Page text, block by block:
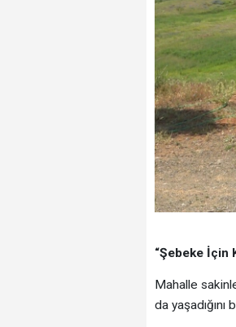
“Şebeke İçin
Mahalle
da